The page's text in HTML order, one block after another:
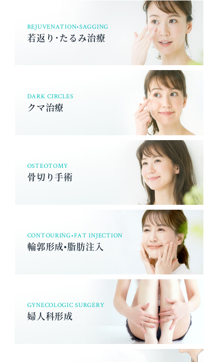
REJUVENATION•SAGGING
若返り･たるみ治療
DARK CIRCLES
クマ治療
OSTEOTOMY
骨切り手術
CONTOURING•FAT INJECTION
輪郭形成•脂肪注入
GYNECOLOGIC SURGERY
婦人科形成